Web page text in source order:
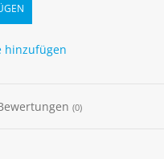
hinzufügen
(0)